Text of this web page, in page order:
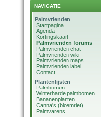
NAVIGATIE
Palmvrienden
Startpagina
Agenda
Kortingskaart
Palmvrienden forums
Palmvrienden chat
Palmvrienden wiki
Palmvrienden maps
Palmvrienden label
Contact
Plantenlijsten
Palmbomen
Winterharde palmbomen
Bananenplanten
Canna's (bloemriet)
Palmvarens